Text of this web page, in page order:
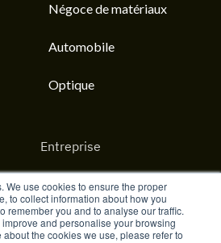
We use cookies to ensure the proper
to collect information about how you
remember you and to analyse our traffic.
and personalise your browsing
the cookies we use, please refer to
Négoce de matériaux
Automobile
Optique
Entreprise
La vie chez Goodays
Rejoignez-nous